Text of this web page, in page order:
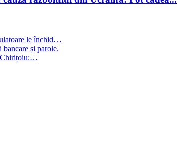
le închid…
și parole.
Chirițoiu:…